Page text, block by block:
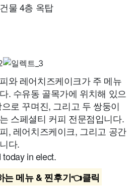
물 4층 옥탑
와 레어치즈케이크가 주 메뉴
. 수유동 골목가에 위치해 있으
로 꾸며진, 그리고 두 쌍둥이
스페셜티 커피 전문점입니다.
, 레어치즈케이크, 그리고 공간
다.
in elect.
는 메뉴 & 찐후기👈클릭